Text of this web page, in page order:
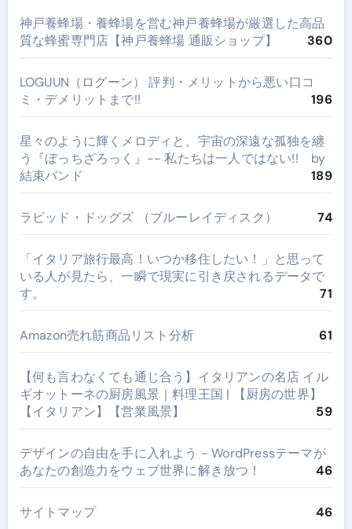
神戸養蜂場・養蜂場を営む神戸養蜂場が厳選した高品
質な蜂蜜専門店【神戸養蜂場 通販ショップ】
360
LOGUUN（ログーン） 評判・メリットから悪い口コ
ミ・デメリットまで!!
196
星々のように輝くメロディと、宇宙の深遠な孤独を纏
う『ぼっちざろっく』-- 私たちは一人ではない!! by
結束バンド
189
ラビッド・ドッグズ （ブルーレイディスク） 74
​「イタリア旅行最高！いつか移住したい！」と思って
いる人が見たら、一瞬で現実に引き戻されるデータで
す。
71
Amazon売れ筋商品リスト分析 61
【何も言わなくても通じ合う】イタリアンの名店 イル
ギオットーネの厨房風景｜料理王国 | 【厨房の世界】
【イタリアン】【営業風景】
59
デザインの自由を手に入れよう - WordPressテーマが
あなたの創造力をウェブ世界に解き放つ！
46
サイトマップ 46